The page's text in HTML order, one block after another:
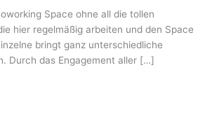
Space ohne all die tollen
hier regelmäßig arbeiten und den Space
bringt ganz unterschiedliche
Durch das Engagement aller […]